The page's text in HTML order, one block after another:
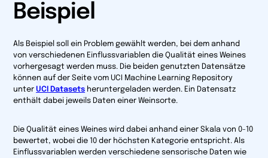
Beispiel
Als Beispiel soll ein Problem gewählt werden, bei dem anhand
von verschiedenen Einflussvariablen die Qualität eines Weines
vorhergesagt werden muss. Die beiden genutzten Datensätze
können auf der Seite vom UCI Machine Learning Repository
unterUCI Datasets heruntergeladen werden. Ein Datensatz
enthält dabei jeweils Daten einer Weinsorte.
Die Qualität eines Weines wird dabei anhand einer Skala von 0-10
bewertet, wobei die 10 der höchsten Kategorie entspricht. Als
Einflussvariablen werden verschiedene sensorische Daten wie